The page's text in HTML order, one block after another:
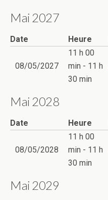
Mai 2027
Date Heure
08/05/2027
11 h 00
min - 11 h
30 min
Mai 2028
Date Heure
08/05/2028
11 h 00
min - 11 h
30 min
Mai 2029